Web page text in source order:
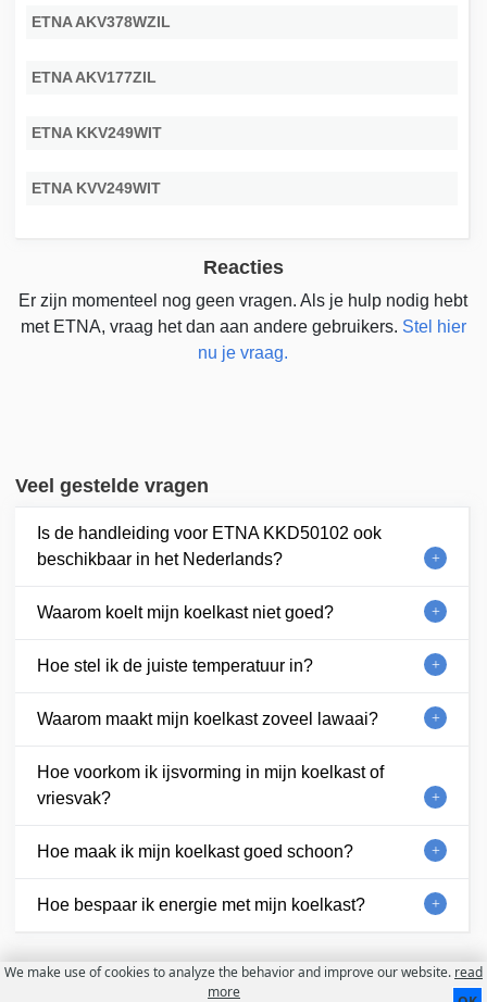
ETNA AKV378WZIL
ETNA AKV177ZIL
ETNA KKV249WIT
ETNA KVV249WIT
Reacties
Er zijn momenteel nog geen vragen. Als je hulp nodig hebt
met ETNA, vraag het dan aan andere gebruikers. Stel hier
nu je vraag.
Veel gestelde vragen
Is de handleiding voor ETNA KKD50102 ook
beschikbaar in het Nederlands?
Waarom koelt mijn koelkast niet goed?
Hoe stel ik de juiste temperatuur in?
Waarom maakt mijn koelkast zoveel lawaai?
Hoe voorkom ik ijsvorming in mijn koelkast of
vriesvak?
Hoe maak ik mijn koelkast goed schoon?
Hoe bespaar ik energie met mijn koelkast?
Gebruiksvoorwaarden
We make use of cookies to analyze the behavior and improve our website. read
more